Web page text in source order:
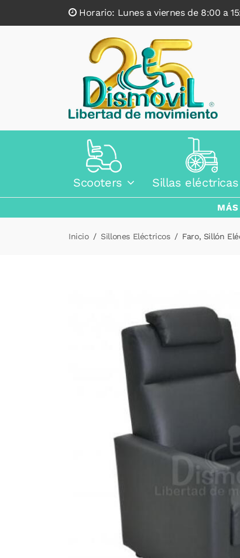
Horario: Lunes a viernes de 8:00 a
Scooters Sillas eléctricas
Inicio Sillones Eléctricos Faro, Sillón